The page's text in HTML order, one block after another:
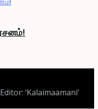
‘Kalaimaamani’